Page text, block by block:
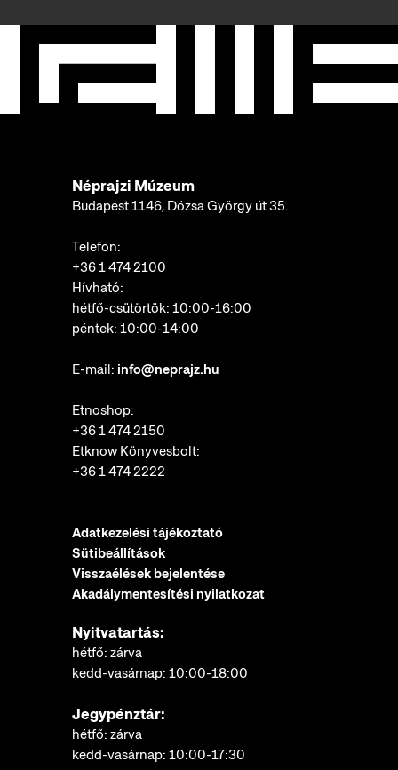
Néprajzi Múzeum
Budapest 1146, Dózsa György út 35.
Telefon:
+36 1 474 2100
Hívható:
hétfő-csütörtök: 10:00-16:00
péntek: 10:00-14:00
E-mail: info@neprajz.hu
Etnoshop:
+36 1 474 2150
Etknow Könyvesbolt:
+36 1 474 2222
Adatkezelési tájékoztató
Sütibeállítások
Visszaélések bejelentése
Akadálymentesítési nyilatkozat
Nyitvatartás:
hétfő: zárva
kedd-vasárnap: 10:00-18:00
Jegypénztár:
hétfő: zárva
kedd-vasárnap: 10:00-17:30